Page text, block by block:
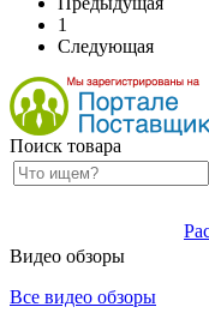
1
Следующая
Поиск товара
Видео обзоры
Все видео обзоры